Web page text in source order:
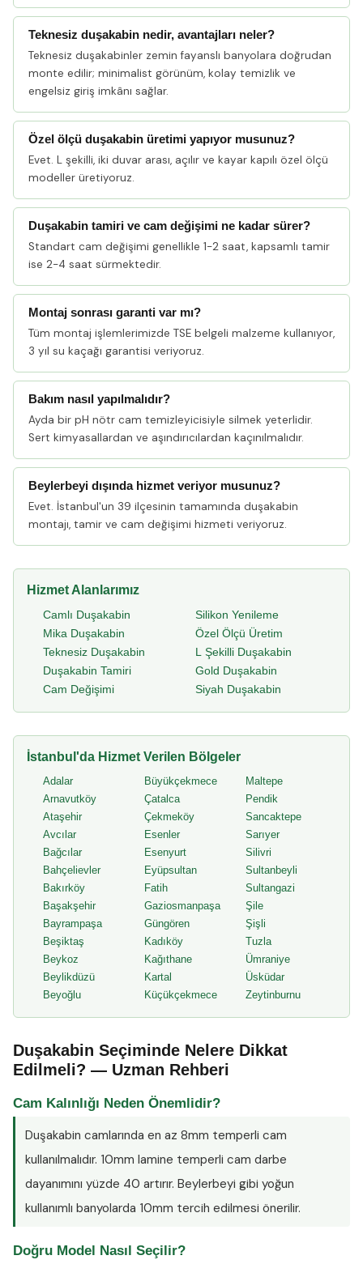
Teknesiz duşakabin nedir, avantajları neler?
Teknesiz duşakabinler zemin fayanslı banyolara doğrudan
monte edilir; minimalist görünüm, kolay temizlik ve
engelsiz giriş imkânı sağlar.
Özel ölçü duşakabin üretimi yapıyor musunuz?
Evet. L şekilli, iki duvar arası, açılır ve kayar kapılı özel ölçü
modeller üretiyoruz.
Duşakabin tamiri ve cam değişimi ne kadar sürer?
Standart cam değişimi genellikle 1-2 saat, kapsamlı tamir
ise 2-4 saat sürmektedir.
Montaj sonrası garanti var mı?
Tüm montaj işlemlerimizde TSE belgeli malzeme kullanıyor,
3 yıl su kaçağı garantisi veriyoruz.
Bakım nasıl yapılmalıdır?
Ayda bir pH nötr cam temizleyicisiyle silmek yeterlidir.
Sert kimyasallardan ve aşındırıcılardan kaçınılmalıdır.
Beylerbeyi dışında hizmet veriyor musunuz?
Evet. İstanbul'un 39 ilçesinin tamamında duşakabin
montajı, tamir ve cam değişimi hizmeti veriyoruz.
Hizmet Alanlarımız
Camlı Duşakabin
Mika Duşakabin
Teknesiz Duşakabin
Duşakabin Tamiri
Cam Değişimi
Silikon Yenileme
Özel Ölçü Üretim
L Şekilli Duşakabin
Gold Duşakabin
Siyah Duşakabin
İstanbul'da Hizmet Verilen Bölgeler
Adalar
Arnavutköy
Ataşehir
Avcılar
Bağcılar
Bahçelievler
Bakırköy
Başakşehir
Bayrampaşa
Beşiktaş
Beykoz
Beylikdüzü
Beyoğlu
Büyükçekmece
Çatalca
Çekmeköy
Esenler
Esenyurt
Eyüpsultan
Fatih
Gaziosmanpaşa
Güngören
Kadıköy
Kağıthane
Kartal
Küçükçekmece
Maltepe
Pendik
Sancaktepe
Sarıyer
Silivri
Sultanbeyli
Sultangazi
Şile
Şişli
Tuzla
Ümraniye
Üsküdar
Zeytinburnu
Duşakabin Seçiminde Nelere Dikkat
Edilmeli? — Uzman Rehberi
Cam Kalınlığı Neden Önemlidir?
Duşakabin camlarında en az 8mm temperli cam
kullanılmalıdır. 10mm lamine temperli cam darbe
dayanımını yüzde 40 artırır. Beylerbeyi gibi yoğun
kullanımlı banyolarda 10mm tercih edilmesi önerilir.
Doğru Model Nasıl Seçilir?